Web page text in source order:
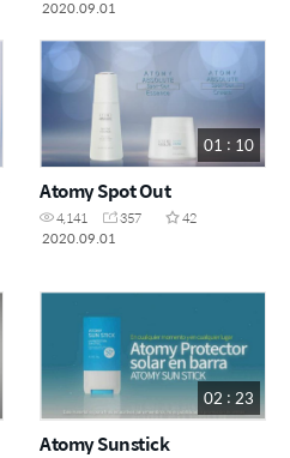
2020.09.01
01 : 10
Atomy Spot Out
4,141 357
42
2020.09.01
02 : 23
Atomy Sunstick